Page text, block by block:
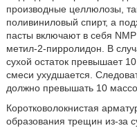
производные целлюлозы,
поливиниловый спирт, а
пасты включают в себя
метил-2-пирролидон. В
сухой остаток превышает
смеси ухудшается.
должно превышать 10
Коротковолокнистая
образования трещин из-за